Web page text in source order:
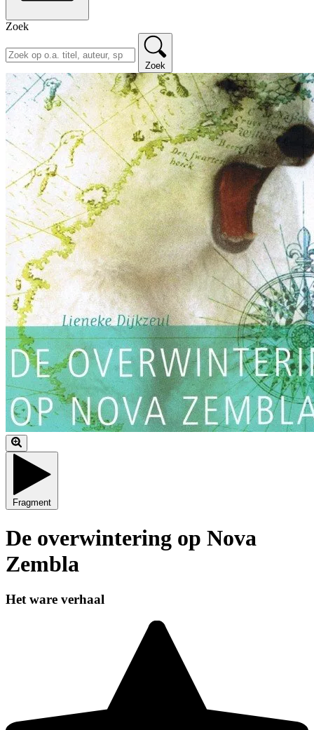
Zoek
Zoek
Fragment
De overwintering op Nova
Zembla
Het ware verhaal